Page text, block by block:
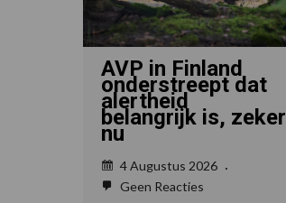
AVP in Finland
onderstreept dat
alertheid
belangrijk is, zeker
nu
4 Augustus 2026
Geen Reacties